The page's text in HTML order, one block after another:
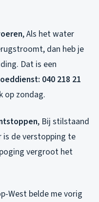
, Als het water
dan heb je
Dat is een
040 218 21
op zondag.
, Bij stilstaand
de verstopping te
vergroot het
West belde me vorig